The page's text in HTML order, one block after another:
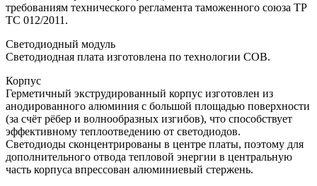
требованиям технического регламента таможенного союза ТР
ТС 012/2011.
Светодиодный модуль
Светодиодная плата изготовлена по технологии COB.
Корпус
Герметичный экструдированный корпус изготовлен из
анодированного алюминия с большой площадью поверхности
(за счёт рёбер и волнообразных изгибов), что способствует
эффективному теплоотведению от светодиодов.
Светодиоды сконцентрированы в центре платы, поэтому для
дополнительного отвода тепловой энергии в центральную
часть корпуса впрессован алюминиевый стержень.